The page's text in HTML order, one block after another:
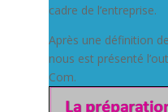
cadre de l’entreprise.
Après une définition
nous est présenté
Com.